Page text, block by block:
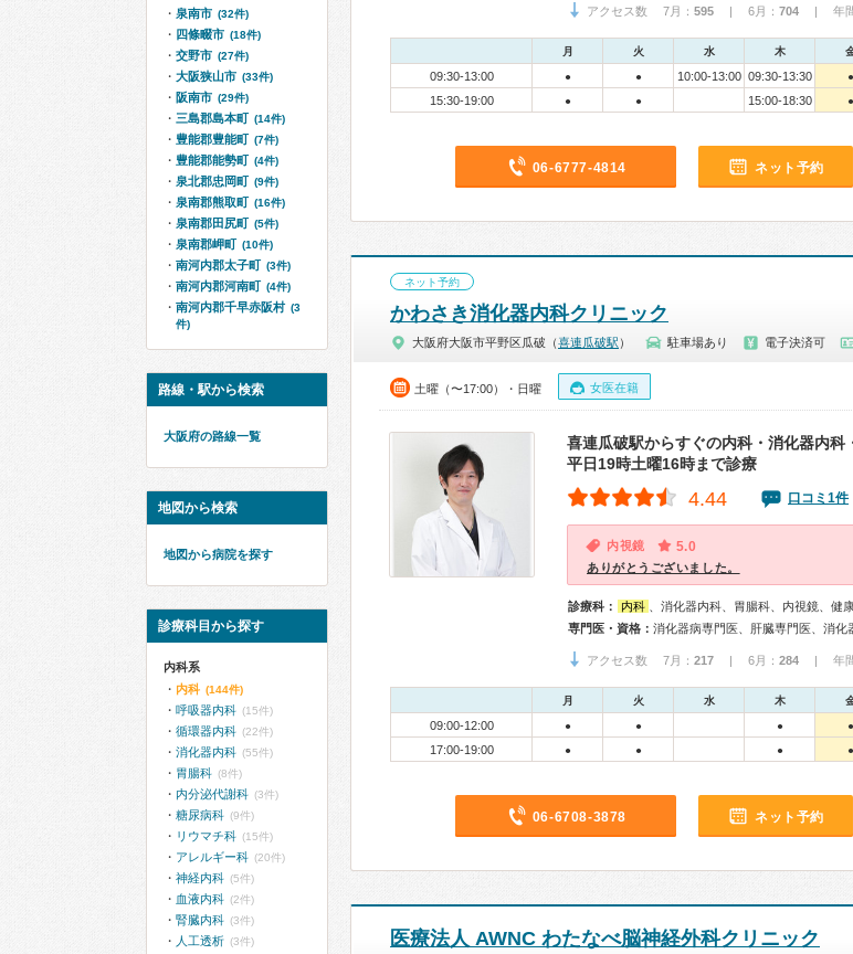
アクセス数 7月： 595 | 6月： 704 | 年間
月 火 水 木
09:30-13:00 ● ● 10:00-13:00 09:30-13:30 ●
15:30-19:00
● ● 15:00-18:30 ●
06-6777-4814 ネット予約
ネット予約
かわさき消化器内科クリニック
大阪府大阪市平野区瓜破（喜連瓜破駅 ） 駐車場あり 電子決済可
土曜（〜17:00）・日曜 女医在籍
喜連瓜破駅からすぐの内科・消化器内科
平日19時土曜16時まで診療
4.44 口コミ1件
内視鏡 5.0
ありがとうございました。
診療科： 内科
、消化器内科、胃腸科、内視鏡、健
専門医・資格： 消化器病専門医、肝臓専門医、消化
アクセス数 7月： 217 | 6月： 284 | 年間
月 火 水 木
09:00-12:00 ● ● ● ●
17:00-19:00 ● ● ● ●
06-6708-3878 ネット予約
医療法人 AWNC わたなべ脳神経外科クリニック
泉南市 (32件)
四條畷市 (18件)
交野市 (27件)
大阪狭山市 (33件)
阪南市 (29件)
三島郡島本町 (14件)
豊能郡豊能町 (7件)
豊能郡能勢町 (4件)
泉北郡忠岡町 (9件)
泉南郡熊取町 (16件)
泉南郡田尻町 (5件)
泉南郡岬町 (10件)
南河内郡太子町 (3件)
南河内郡河南町 (4件)
南河内郡千早赤阪村 (3
件)
路線・駅から検索
大阪府の路線一覧
地図から検索
地図から病院を探す
診療科目から探す
内科系
内科 (144件)
呼吸器内科 (15件)
循環器内科 (22件)
消化器内科 (55件)
胃腸科 (8件)
内分泌代謝科 (3件)
糖尿病科 (9件)
リウマチ科 (15件)
アレルギー科 (20件)
神経内科 (5件)
血液内科 (2件)
腎臓内科 (3件)
人工透析 (3件)